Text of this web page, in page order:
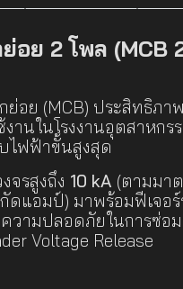
อย 2 โพล (MCB
ย่อย (MCB) ประสิทธิภา
งานในโรงงานอุตสา
ไฟฟ้าขั้นสูงสุด
รสูงถึง 10 kA (ตามมา
แอมป์) มาพร้อมฟีเจอ
วามปลอดภัยในการซ่อ
Voltage Release